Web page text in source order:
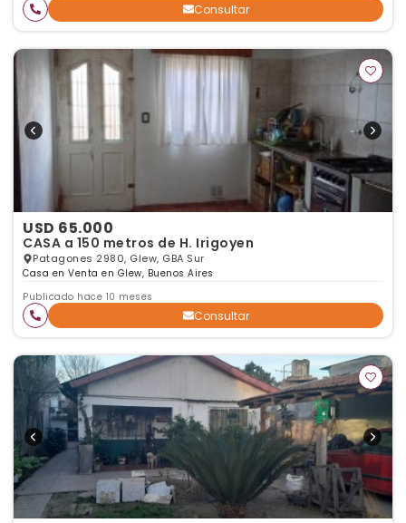
Consultar
USD 65.000
CASA a 150 metros de H. Irigoyen
Patagones 2980, Glew, GBA Sur
Casa en Venta en Glew, Buenos Aires
Publicado hace 10 meses
Consultar